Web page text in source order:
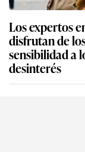
Los expertos
disfrutan de
sensibilidad a
desinterés